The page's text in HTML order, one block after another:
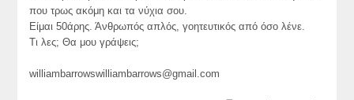
που τρως ακόμη και τα νύχια σου.
Είμαι 50άρης. Άνθρωπός απλός, γοητευτικός από όσο λένε.
Τι λες; Θα μου γράψεις;
williambarrowswilliambarrows@gmail.com